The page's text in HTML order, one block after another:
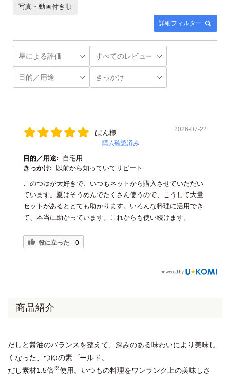
詳細フィルター
写真・動画付き順
ばん様
購入確認済み
2026-07-22
目的／用途:
自宅用
きっかけ:
以前から知っていてリピート
このつゆが大好きで、いつもネットから購入させていただい
ています。夏はそうめんでたくさん使うので、こうして大量
セットがあるととても助かります。いろんな料理に活用でき
て、本当に助かっています。これからも使い続けます。
役に立った 0
商品紹介
だしと醤油のバランスを整えて、深みのある味わいにより美味し
くなった、つゆの素ゴールド。
だし素材1.5倍※使用。いつもの料理をワンランク上の美味しさ